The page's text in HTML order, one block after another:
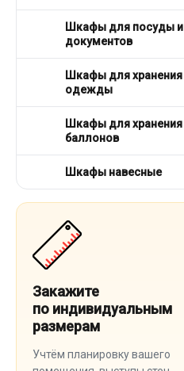
Шкафы для посуды и
документов
Шкафы для хранения
одежды
Шкафы для хранения
баллонов
Шкафы навесные
Закажите
по индивидуальным
размерам
Учтём планировку вашего